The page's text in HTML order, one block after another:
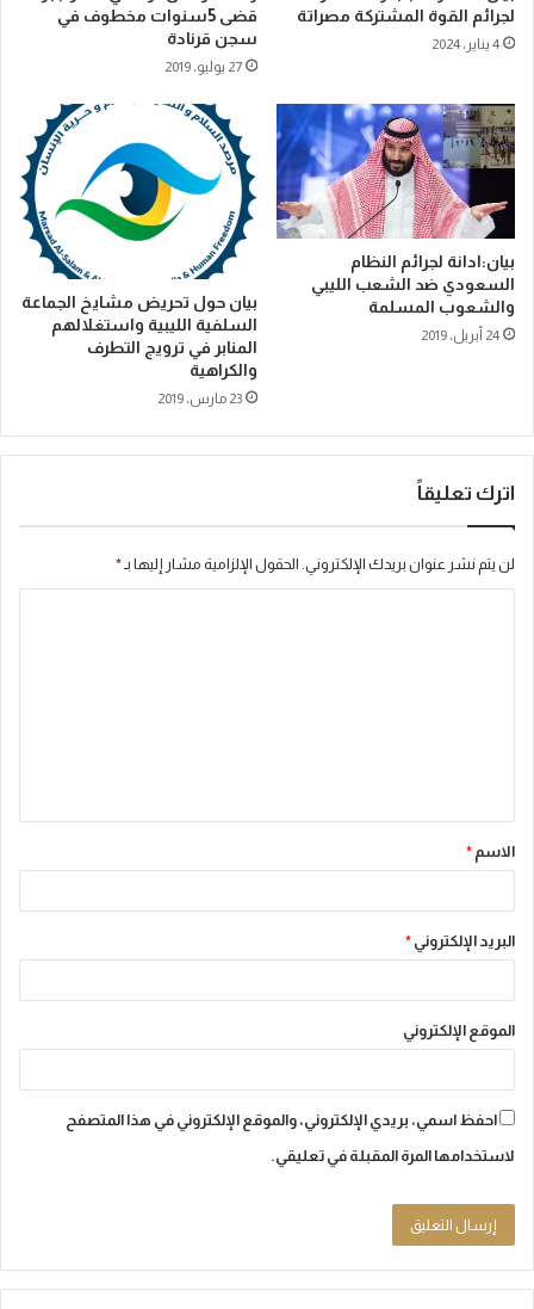
لجرائم القوة المشتركة مصراتة
4 يناير، 2024
قضى 5سنوات مخطوف في
سجن قرنادة
27 يوليو، 2019
بيان:ادانة لجرائم النظام
السعودي ضد الشعب الليبي
والشعوب المسلمة
24 أبريل، 2019
بيان حول تحريض مشايخ الجماعة
السلفية الليبية واستغلالهم
المنابر في ترويج التطرف
والكراهية
23 مارس، 2019
اترك تعليقاً
لن يتم نشر عنوان بريدك الإلكتروني. الحقول الإلزامية مشار إليها بـ *
ق
*
الاسم *
البريد الإلكتروني *
الموقع الإلكتروني
احفظ اسمي، بريدي الإلكتروني، والموقع الإلكتروني في هذا المتصفح
لاستخدامها المرة المقبلة في تعليقي.